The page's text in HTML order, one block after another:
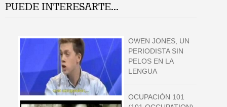
PUEDE INTERESARTE...
OWEN JONES, UN
PERIODISTA SIN
PELOS EN LA
LENGUA
OCUPACIÓN 101